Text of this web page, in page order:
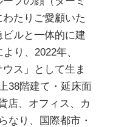
たりご愛顧いた
ルと一体的に建
り、2022年、
ス」として生ま
38階建て・延床面
店、オフィス、カ
なり、国際都市・